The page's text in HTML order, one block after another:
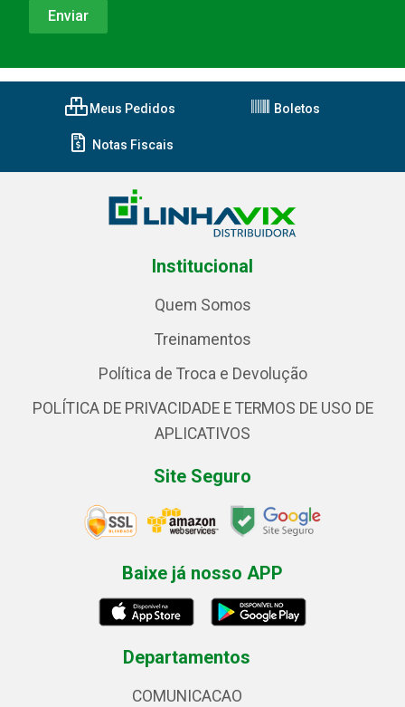
Meus Pedidos Boletos
Notas Fiscais
Institucional
Quem Somos
Treinamentos
Política de Troca e Devolução
POLÍTICA DE PRIVACIDADE E TERMOS DE USO DE
APLICATIVOS
Site Seguro
Baixe já nosso APP
Departamentos
COMUNICACAO